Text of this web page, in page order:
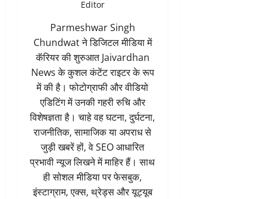
Editor
Parmeshwar Singh
Chundwat ने डिजिटल मीडिया में
कॅरियर की शुरुआत Jaivardhan
News के कुशल कंटेंट राइटर के रूप
में की है। फोटोग्राफी और वीडियो
एडिटिंग में उनकी गहरी रुचि और
विशेषज्ञता है। चाहे वह घटना, दुर्घटना,
राजनीतिक, सामाजिक या अपराध से
जुड़ी खबरें हों, वे SEO आधारित
प्रभावी न्यूज लिखने में माहिर हैं। साथ
ही सोशल मीडिया पर फेसबुक,
इंस्टाग्राम, एक्स, थ्रेड्स और यूट्यूब